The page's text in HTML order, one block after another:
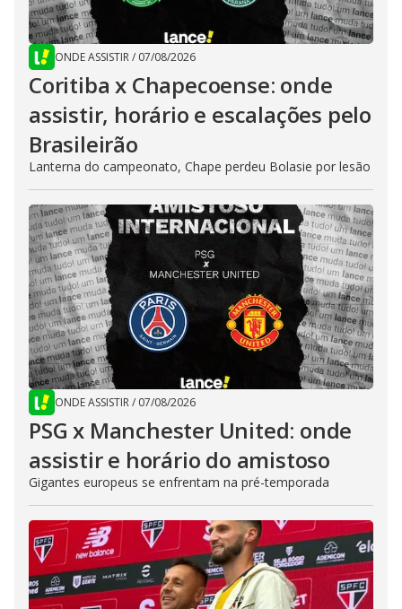
ONDE ASSISTIR/ 07/08/2026
Coritiba x Chapecoense: onde
assistir, horário e escalações pelo
Brasileirão
Lanterna do campeonato, Chape perdeu Bolasie por lesão
ONDE ASSISTIR/ 07/08/2026
PSG x Manchester United: onde
assistir e horário do amistoso
Gigantes europeus se enfrentam na pré-temporada